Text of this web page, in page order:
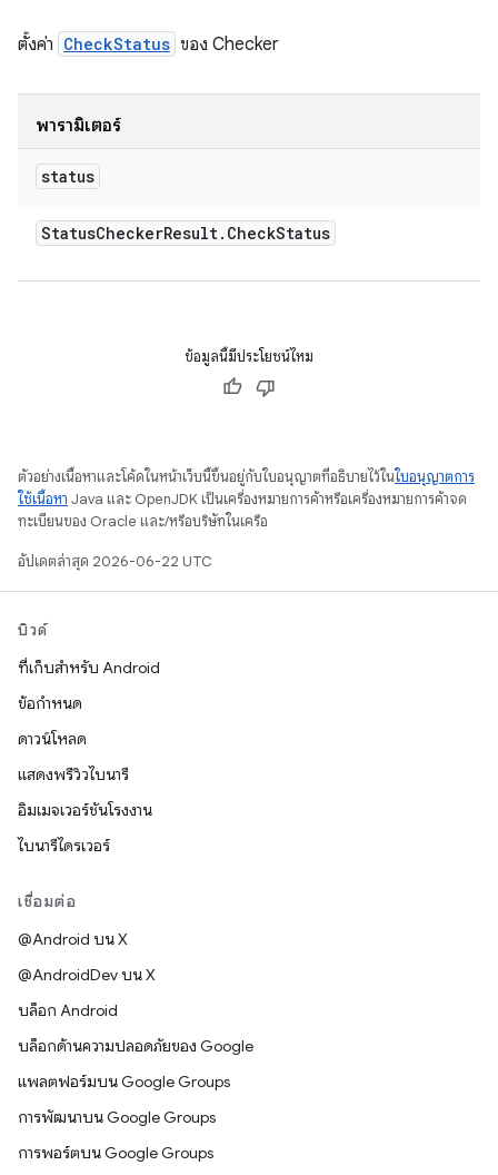
ตั้งค่า CheckStatus ของ Checker
พารามิเตอร์
status
StatusCheckerResult. CheckStatus
ข้อมูลนี้มีประโยชน์ไหม
ตัวอย่างเนื้อหาและโค้ดในหน้าเว็บนี้ขึ้นอยู่กับใบอนุญาตที่อธิบายไว้ในใบอนุญาตการ
ใช้เนื้อหา Java และ OpenJDK เป็นเครื่องหมายการค้าหรือเครื่องหมายการค้าจด
ทะเบียนของ Oracle และ/หรือบริษัทในเครือ
อัปเดตล่าสุด 2026-06-22 UTC
บิวด์
ที่เก็บสำหรับ Android
ข้อกำหนด
ดาวน์โหลด
แสดงพรีวิวไบนารี
อิมเมจเวอร์ชันโรงงาน
ไบนารีไดรเวอร์
เชื่อมต่อ
@Android บน X
@AndroidDev บน X
บล็อก Android
บล็อกด้านความปลอดภัยของ Google
แพลตฟอร์มบน Google Groups
การพัฒนาบน Google Groups
การพอร์ตบน Google Groups